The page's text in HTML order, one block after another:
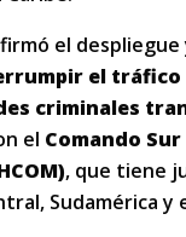
el despliegue
el tráfico
criminales
el Comando
, que tiene
Sudamérica y